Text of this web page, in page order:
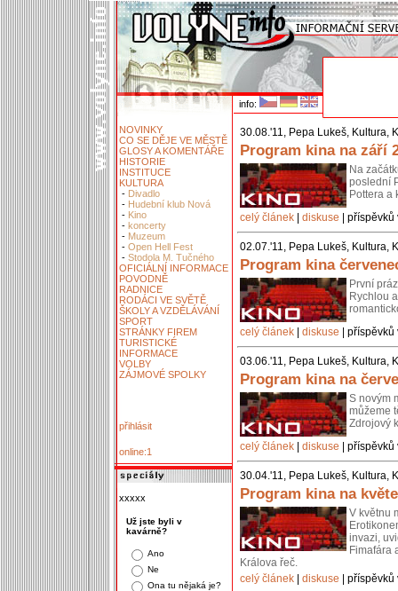
info:
NOVINKY
CO SE DĚJE VE MĚSTĚ
GLOSY A KOMENTÁŘE
HISTORIE
INSTITUCE
KULTURA
- Divadlo
- Hudební klub Nová
- Kino
- koncerty
- Muzeum
- Open Hell Fest
- Stodola M. Tučného
OFICIÁLNÍ INFORMACE
POVODNĚ
RADNICE
RODÁCI VE SVĚTĚ
ŠKOLY A VZDĚLÁVÁNÍ
SPORT
STRÁNKY FIREM
TURISTICKÉ
INFORMACE
VOLBY
ZÁJMOVÉ SPOLKY
přihlásit
online:1
xxxxx
Už jste byli v
kavárně?
Ano
Ne
Ona tu nějaká je?
30.08.'11, Pepa Lukeš, Kultura,
Program kina na září
Na
poslední
Pottera a
celý článek
diskuse |
02.07.'11, Pepa Lukeš, Kultura,
Program kina
První
Rychlou
celý článek
diskuse |
03.06.'11, Pepa Lukeš, Kultura,
Program kina na
S novým
můžeme
Zdrojový
celý článek
diskuse |
30.04.'11, Pepa Lukeš, Kultura,
Program kina na
V květnu
invazi,
Fimafára
Králova řeč.
celý článek
diskuse |